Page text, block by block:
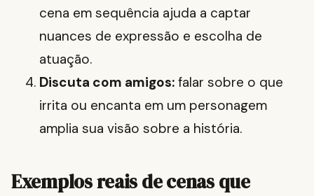
cena em sequência ajuda a captar
nuances de expressão e escolha de
atuação.
Discuta com amigos: falar sobre o que
irrita ou encanta em um personagem
amplia sua visão sobre a história.
Exemplos reais de cenas que